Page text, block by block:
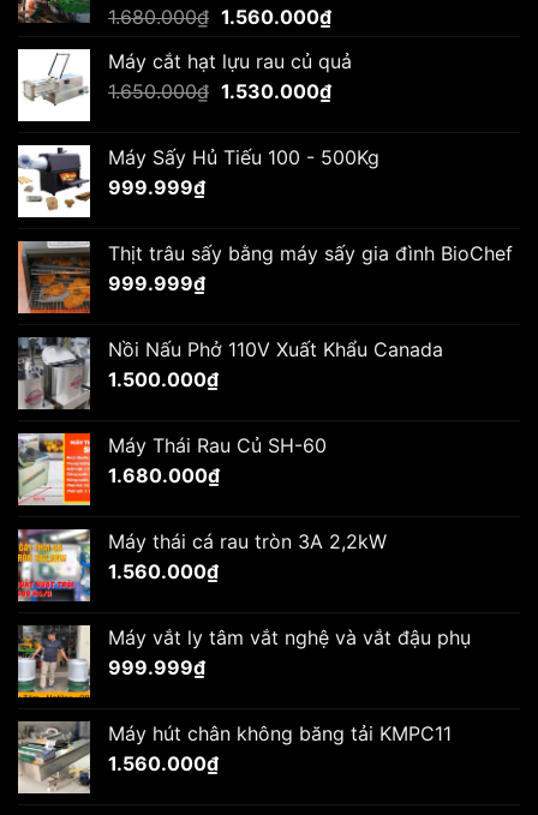
1.680.000₫ Giá
là:
1.680.000₫.
1.560.000₫Giá
tại
là:
Máy cắt hạt lựu rau củ quả
1.650.000₫ Giá
1.650.000₫.
1.530.000₫Giá
là:
Máy Sấy Hủ Tiếu 100 - 500Kg
999.999₫
Thịt trâu sấy bằng máy sấy gia đình BioChef
999.999₫
Nồi Nấu Phở 110V Xuất Khẩu Canada
1.500.000₫
Máy Thái Rau Củ SH-60
1.680.000₫
Máy thái cá rau tròn 3A 2,2kW
1.560.000₫
Máy vắt ly tâm vắt nghệ và vắt đậu phụ
999.999₫
Máy hút chân không băng tải KMPC11
1.560.000₫